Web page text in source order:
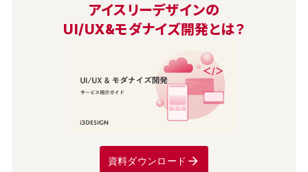
アイスリーデザインの
UI/UX&モダナイズ開発とは？
資料ダウンロード